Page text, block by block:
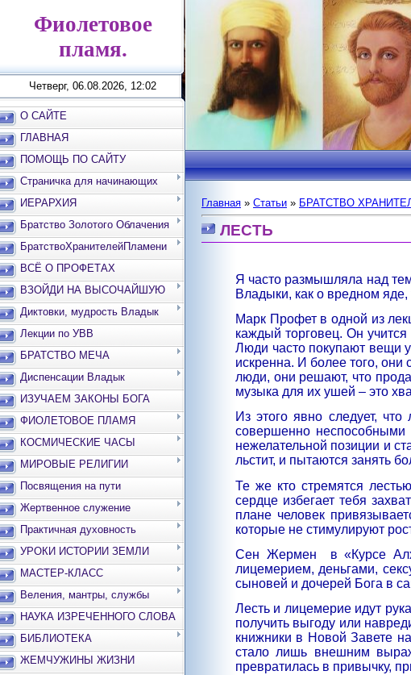
Фиолетовое
пламя.
Четверг, 06.08.2026, 12:02
О САЙТЕ
ГЛАВНАЯ
ПОМОЩЬ ПО САЙТУ
Страничка для начинающих
ИЕРАРХИЯ
Братство Золотого Облачения
БратствоХранителейПламени
ВСЁ О ПРОФЕТАХ
ВЗОЙДИ НА ВЫСОЧАЙШУЮ
ВЕРШИНУ
Диктовки, мудрость Владык
Лекции по УВВ
БРАТСТВО МЕЧА
Диспенсации Владык
ИЗУЧАЕМ ЗАКОНЫ БОГА
ФИОЛЕТОВОЕ ПЛАМЯ
КОСМИЧЕСКИЕ ЧАСЫ
МИРОВЫЕ РЕЛИГИИ
Посвящения на пути
Жертвенное служение
Практичная духовность
УРОКИ ИСТОРИИ ЗЕМЛИ
МАСТЕР-КЛАСС
Веления, мантры, службы
НАУКА ИЗРЕЧЕННОГО СЛОВА
БИБЛИОТЕКА
ЖЕМЧУЖИНЫ ЖИЗНИ
Главная » Статьи » БРАТСТВО
ЛЕСТЬ
Я часто размышляла над
Владыки, как о вредном
Марк Профет в одной из
каждый торговец. Он
Люди часто покупают вещи у
искренна. И более того, они
люди, они решают, что
музыка для их ушей – это
Из этого явно следует,
совершенно неспособными
нежелательной позиции и
льстит, и пытаются занять
Те же кто стремятся
сердце избегает тебя
плане человек
которые не стимулируют
Сен Жермен
в «Курсе
лицемерием, деньгами,
сыновей и дочерей Бога в
Лесть и лицемерие идут
получить выгоду или
книжники в Новой Завете
стало лишь внешним
превратилась в привычку,